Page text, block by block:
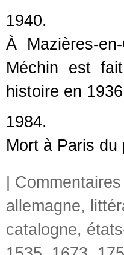
1940.
À Mazières-
Méchin est
histoire en
1984.
Mort à Paris du
allemagne,
catalogne,